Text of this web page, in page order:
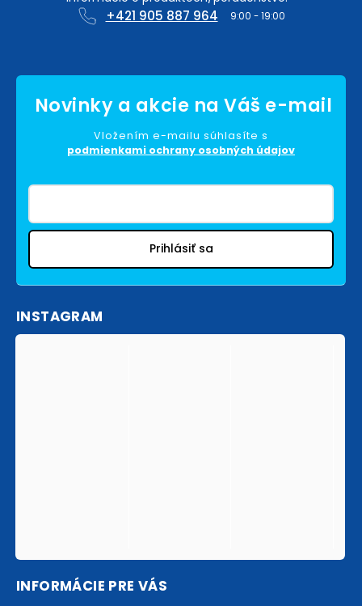
+421 905 887 964
Vložením e-mailu súhlasíte s
podmienkami ochrany osobných údajov
Prihlásiť sa
INSTAGRAM
INFORMÁCIE PRE VÁS